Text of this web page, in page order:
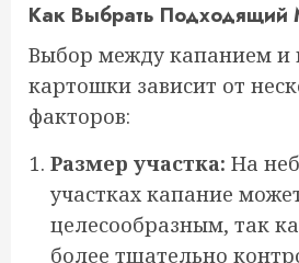
Как Выбрать Подходящий
Выбор между капанием и
картошки зависит от
факторов:
Размер участка: На
участках капание
целесообразным, так
более тщательно